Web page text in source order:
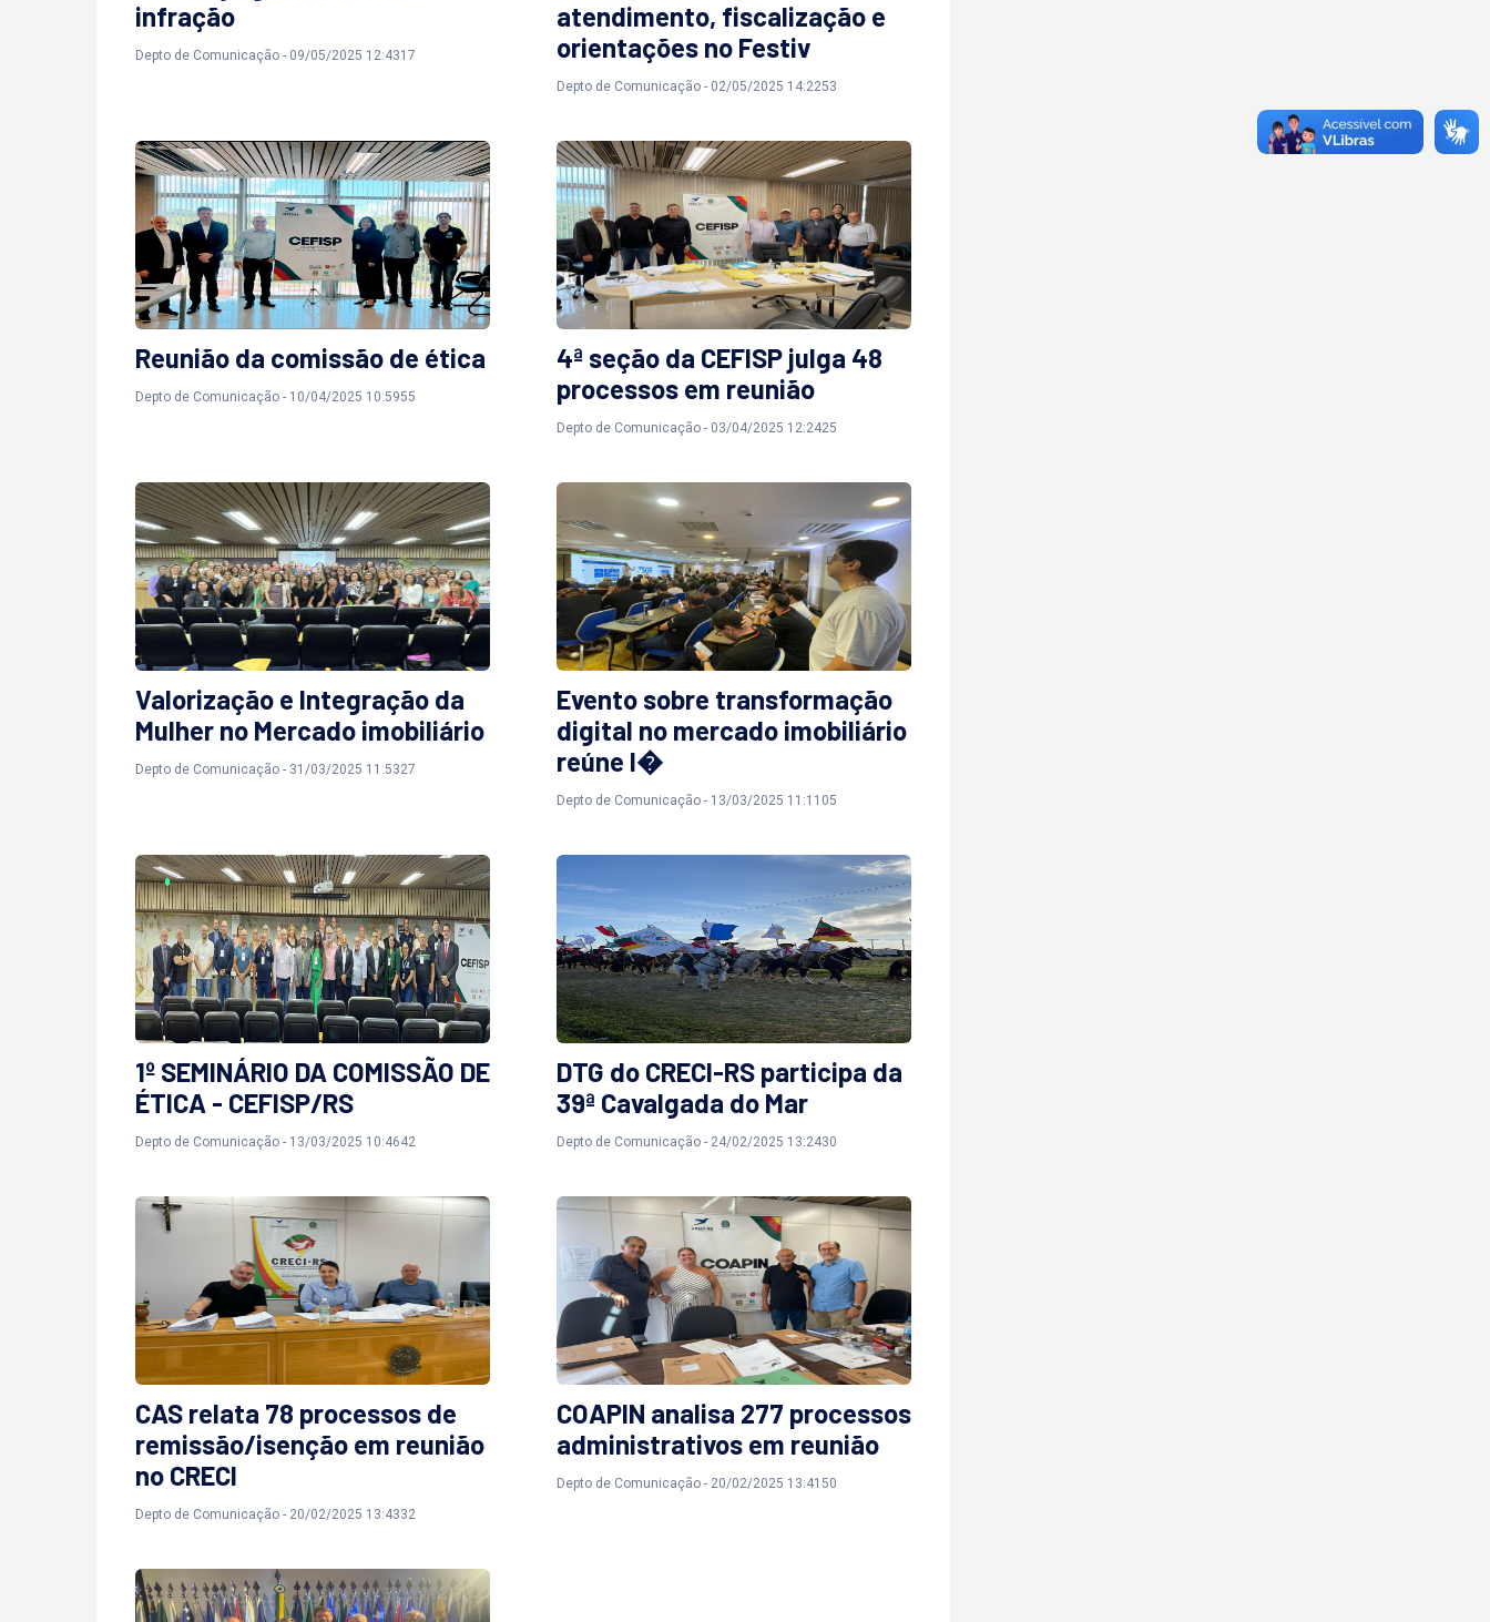
infração
Depto de Comunicação - 09/05/2025 12:4317
atendimento, fiscalização e
orientações no Festiv
Depto de Comunicação - 02/05/2025 14:2253
Reunião da comissão de ética
Depto de Comunicação - 10/04/2025 10:5955
4ª seção da CEFISP julga 48
processos em reunião
Depto de Comunicação - 03/04/2025 12:2425
Valorização e Integração da
Mulher no Mercado imobiliário
Depto de Comunicação - 31/03/2025 11:5327
Evento sobre transformação
digital no mercado imobiliário
reúne l�
Depto de Comunicação - 13/03/2025 11:1105
1º SEMINÁRIO DA COMISSÃO DE
ÉTICA - CEFISP/RS
Depto de Comunicação - 13/03/2025 10:4642
DTG do CRECI-RS participa da
39ª Cavalgada do Mar
Depto de Comunicação - 24/02/2025 13:2430
CAS relata 78 processos de
remissão/isenção em reunião
no CRECI
Depto de Comunicação - 20/02/2025 13:4332
COAPIN analisa 277 processos
administrativos em reunião
Depto de Comunicação - 20/02/2025 13:4150